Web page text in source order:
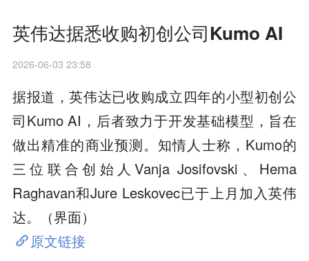
英伟达据悉收购初创公司Kumo AI
2026-06-03 23:58
据报道，英伟达已收购成立四年的小型初创公
司Kumo AI，后者致力于开发基础模型，旨在
做出精准的商业预测。知情人士称，Kumo的
三位联合创始人Vanja Josifovski、Hema
Raghavan和Jure Leskovec已于上月加入英伟
达。（界面）
原文链接